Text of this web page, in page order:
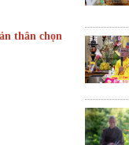
thân chọn